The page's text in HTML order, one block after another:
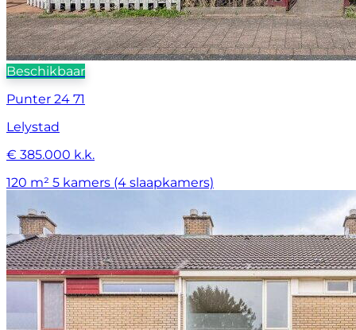
Beschikbaar
Punter 24 71
Lelystad
€ 385.000 k.k.
120 m² 5 kamers (4 slaapkamers)